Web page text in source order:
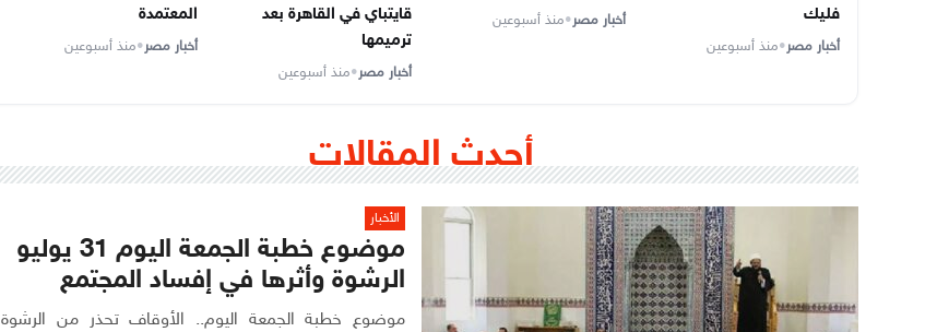
فليك
أخبار مصر•منذ أسبوعين
أخبار مصر•منذ أسبوعين
قايتباي في القاهرة بعد
ترميمها
أخبار مصر•منذ أسبوعين
المعتمدة
أخبار مصر•منذ أسبوعين
أحدث المقالات
الأخبار
موضوع خطبة الجمعة اليوم 31 يوليو
الرشوة وأثرها في إفساد المجتمع
موضوع خطبة الجمعة اليوم.. الأوقاف تحذر من الرشوة